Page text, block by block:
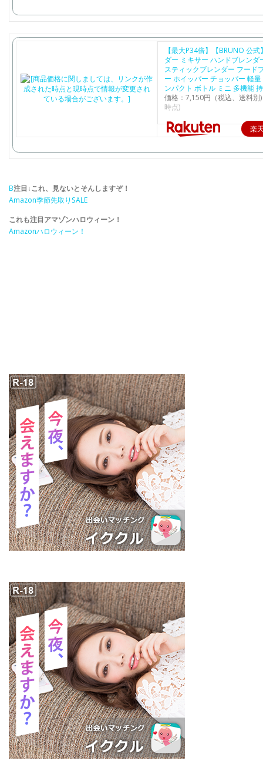
【最大P34倍】【BRUNO 公
ダー ミキサー ハンドブレンダ
スティックブレンダー フード
ー ホイッパー チョッパー 軽
ンパクト ボトル ミニ 多機能
価格：7,150円（税込、送料別)
時点)
楽
B注目↓これ、見ないとそんしますぞ！
Amazon季節先取りSALE
これも注目アマゾンハロウィーン！
Amazonハロウィーン！